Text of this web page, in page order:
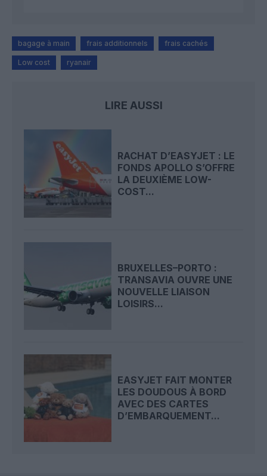
bagage à main frais additionnels frais cachés
Low cost ryanair
LIRE AUSSI
RACHAT D’EASYJET : LE
FONDS APOLLO S’OFFRE
LA DEUXIÈME LOW-
COST...
BRUXELLES–PORTO :
TRANSAVIA OUVRE UNE
NOUVELLE LIAISON
LOISIRS...
EASYJET FAIT MONTER
LES DOUDOUS À BORD
AVEC DES CARTES
D’EMBARQUEMENT...